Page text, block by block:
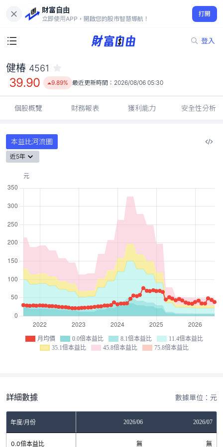
財富自由
立即使用APP，開啟您的股市智慧導航！
打開
登入
39.90
9.89%
健椿 4561
39.90 9.89% 最近更新時間： 2026/08/06 05:30
個股概覽 財務報表 獲利能力 安全性分析
本益比河流圖
近5年
月均價 0.0倍本益比 8.1倍本益比
11.4倍本益比
35.1倍本益比
45.8倍本益比 75.8倍本益比
詳細數據 數據單位：元
年度/月份 2026/06 2026/07
0.0倍本益比 無 無